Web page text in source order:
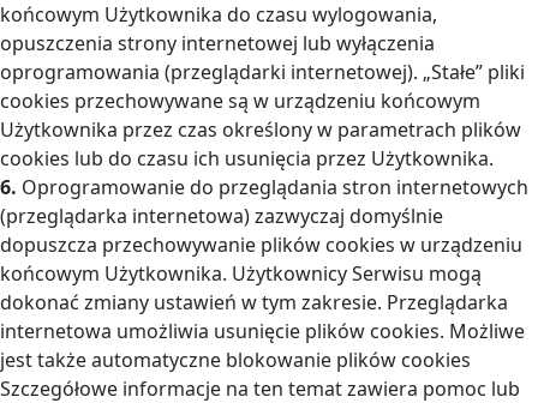
końcowym Użytkownika do czasu wylogowania,
opuszczenia strony internetowej lub wyłączenia
oprogramowania (przeglądarki internetowej). „Stałe” pliki
cookies przechowywane są w urządzeniu końcowym
Użytkownika przez czas określony w parametrach plików
cookies lub do czasu ich usunięcia przez Użytkownika.
6. Oprogramowanie do przeglądania stron internetowych
(przeglądarka internetowa) zazwyczaj domyślnie
dopuszcza przechowywanie plików cookies w urządzeniu
końcowym Użytkownika. Użytkownicy Serwisu mogą
dokonać zmiany ustawień w tym zakresie. Przeglądarka
internetowa umożliwia usunięcie plików cookies. Możliwe
jest także automatyczne blokowanie plików cookies
Szczegółowe informacje na ten temat zawiera pomoc lub